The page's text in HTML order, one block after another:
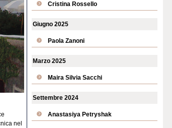
nel
Cristina Rossello
Giugno 2025
Paola Zanoni
Marzo 2025
Maira Silvia Sacchi
Settembre 2024
Anastasiya Petryshak